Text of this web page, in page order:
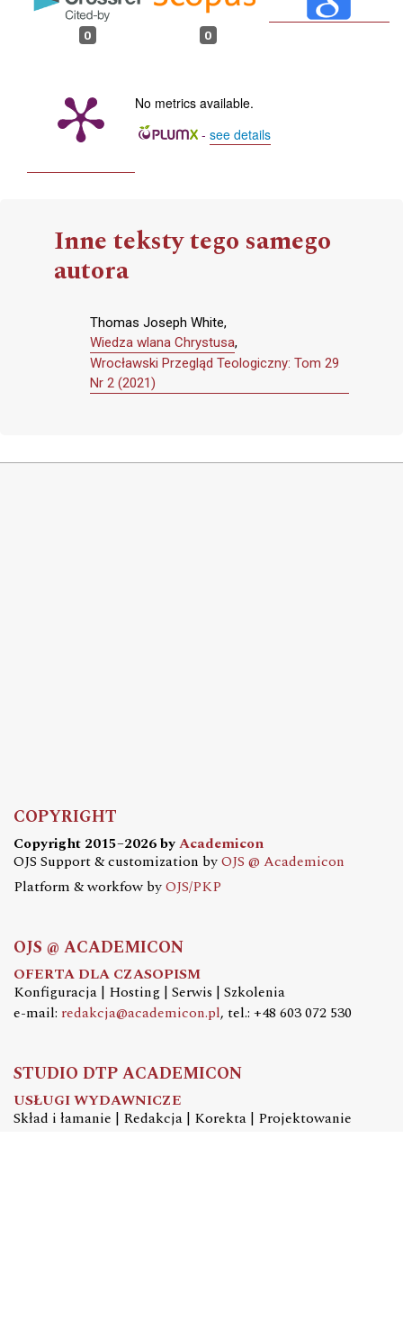
0 0
No metrics available.
- see details
Inne teksty tego samego
autora
Thomas Joseph White,
Wiedza wlana Chrystusa,
Wrocławski Przegląd Teologiczny: Tom 29
Nr 2 (2021)
COPYRIGHT
Copyright 2015–2026 byAcademicon
OJS Support & customization byOJS @ Academicon
Platform & workfow byOJS/PKP
OJS @ ACADEMICON
OFERTA DLA CZASOPISM
Konfiguracja | Hosting | Serwis | Szkolenia
e-mail: redakcja@academicon.pl, tel.: +48 603 072 530
STUDIO DTP ACADEMICON
USŁUGI WYDAWNICZE
Skład i łamanie | Redakcja | Korekta | Projektowanie